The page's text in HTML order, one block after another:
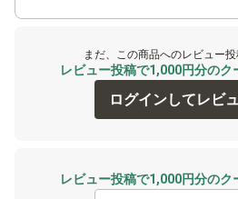
まだ、この商品へのレビュー投
レビュー投稿で1,000円分のク
ログインしてレビ
レビュー投稿で1,000円分のク